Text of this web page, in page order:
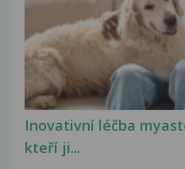
Inovativní léčba
kteří ji...